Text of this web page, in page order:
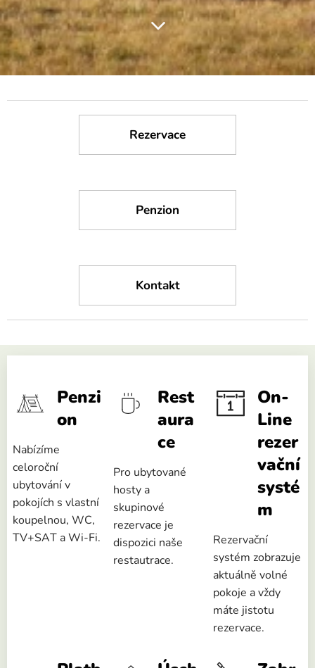
Rezervace
Penzion
Kontakt
Penzi
on
Nabízíme
celoroční
ubytování v
pokojích s vlastní
koupelnou, WC,
TV+SAT a Wi-Fi.
Rest
aura
ce
Pro ubytované
hosty a
skupinové
rezervace je
dispozici naše
restautrace.
On-
Line
rezer
vační
systé
m
Rezervační
systém zobrazuje
aktuálně volné
pokoje a vždy
máte jistotu
rezervace.